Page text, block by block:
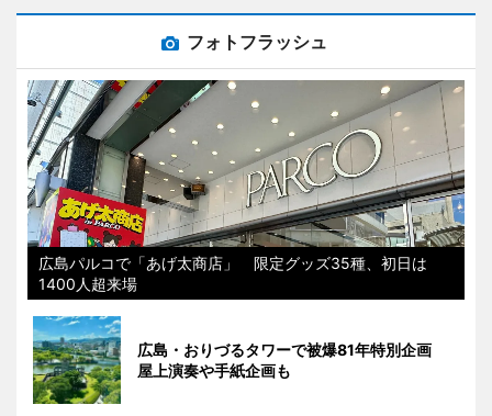
フォトフラッシュ
広島パルコで「あげ太商店」 限定グッズ35種、初日は
1400人超来場
広島・おりづるタワーで被爆81年特別企画
屋上演奏や手紙企画も